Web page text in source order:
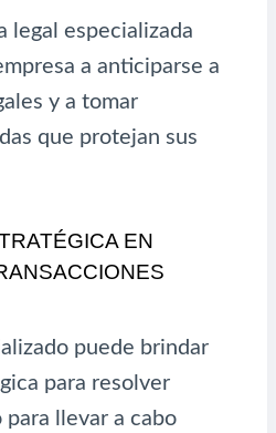
legal especializada
a anticiparse a
y a tomar
que protejan sus
EN
puede brindar
para resolver
llevar a cabo